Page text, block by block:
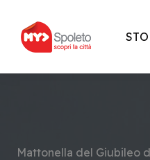
Mattonella del Giubileo